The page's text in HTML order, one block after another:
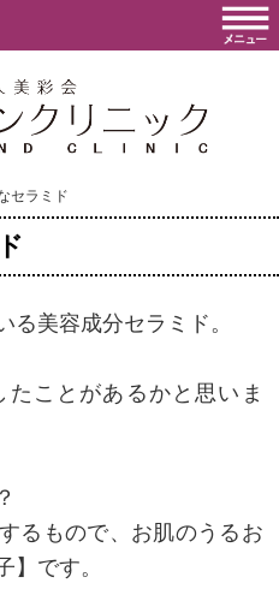
セラミド
る美容成分セラミド。
ことがあるかと思いま
るもので、お肌のうるお
】です。